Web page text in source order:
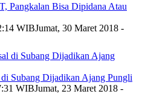
Pangkalan Bisa Dipidana Atau
WIBJumat, 30 Maret 2018 -
Subang Dijadikan Ajang Pungli
WIBJumat, 23 Maret 2018 -